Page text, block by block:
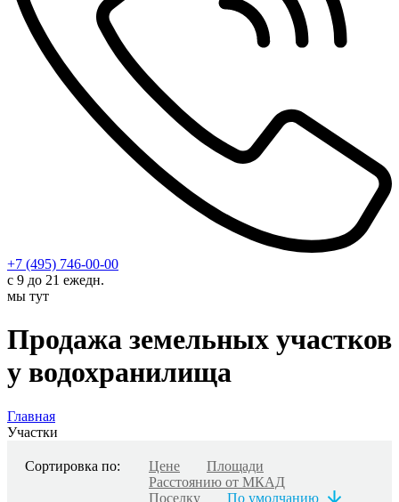
+7 (495) 746-00-00
с 9 до 21 ежедн.
мы тут
Продажа земельных участков
у водохранилища
Главная
Участки
Сортировка по: Цене
Площади
Расстоянию от МКАД
Поселку
По умолчанию